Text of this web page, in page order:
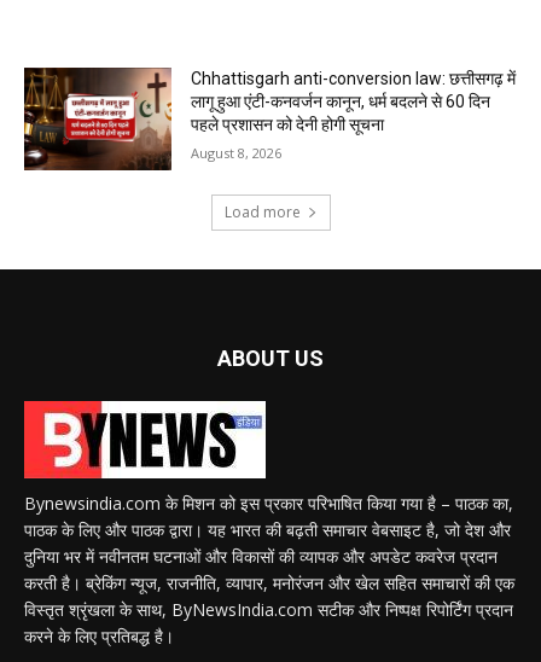
Chhattisgarh anti-conversion law: छत्तीसगढ़ में
लागू हुआ एंटी-कनवर्जन कानून, धर्म बदलने से 60 दिन
पहले प्रशासन को देनी होगी सूचना
August 8, 2026
Load more
ABOUT US
Bynewsindia.com के मिशन को इस प्रकार परिभाषित किया गया है – पाठक का,
पाठक के लिए और पाठक द्वारा। यह भारत की बढ़ती समाचार वेबसाइट है, जो देश और
दुनिया भर में नवीनतम घटनाओं और विकासों की व्यापक और अपडेट कवरेज प्रदान
करती है। ब्रेकिंग न्यूज, राजनीति, व्यापार, मनोरंजन और खेल सहित समाचारों की एक
विस्तृत श्रृंखला के साथ, ByNewsIndia.com सटीक और निष्पक्ष रिपोर्टिंग प्रदान
करने के लिए प्रतिबद्ध है।